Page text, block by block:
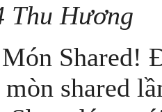
Thu Hương
Shared!
shared